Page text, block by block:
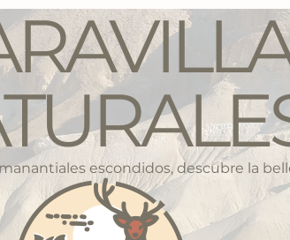
escondidos, descubre la